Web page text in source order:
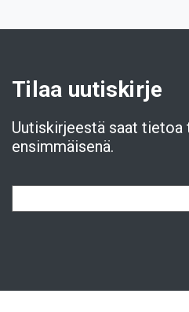
Tilaa uutiskirje
Uutiskirjeestä saat
ensimmäisenä.